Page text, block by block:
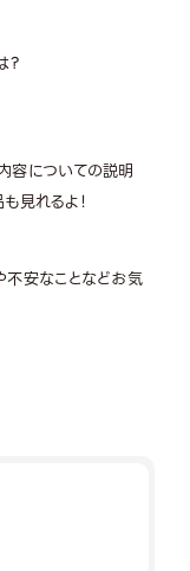
容についての説明
見れるよ！
不安なことなどお気